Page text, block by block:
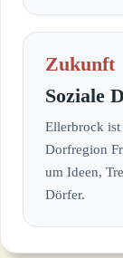
Zukunft
Soziale
Ellerbrock ist
Dorfregion
um Ideen,
Dörfer.